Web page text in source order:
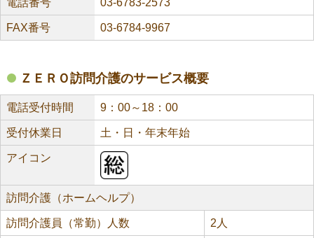
電話番号 03-6783-2573
FAX番号 03-6784-9967
ＺＥＲＯ訪問介護のサービス概要
電話受付時間 9：00～18：00
受付休業日 土・日・年末年始
アイコン
訪問介護（ホームヘルプ）
訪問介護員（常勤）人数 2人